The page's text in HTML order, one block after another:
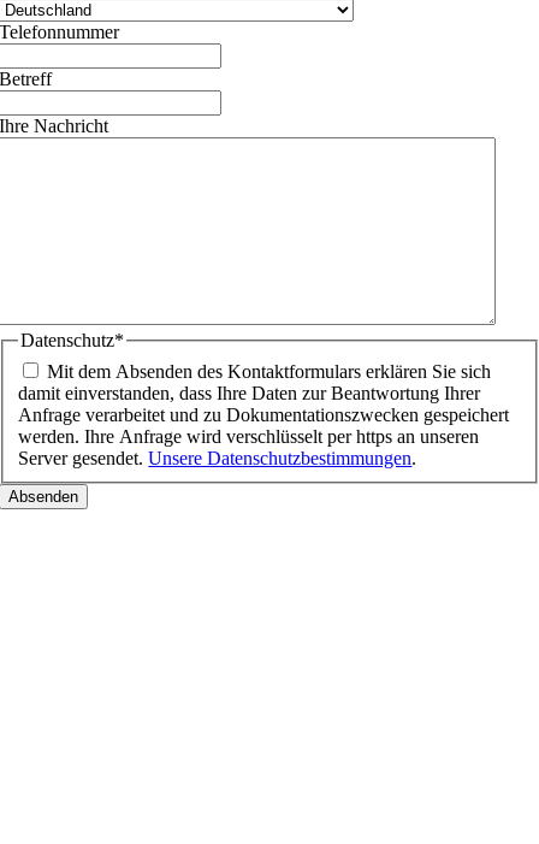
Telefonnummer
Betreff
Ihre Nachricht
Datenschutz*
Mit dem Absenden des Kontaktformulars erklären Sie sich
damit einverstanden, dass Ihre Daten zur Beantwortung Ihrer
Anfrage verarbeitet und zu Dokumentationszwecken gespeichert
werden. Ihre Anfrage wird verschlüsselt per https an unseren
Server gesendet.Unsere Datenschutzbestimmungen.